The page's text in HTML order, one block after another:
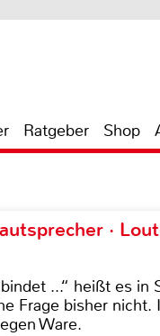
Ratgeber Shop
·
...“ heißt es in
Frage bisher nicht.
Ware.